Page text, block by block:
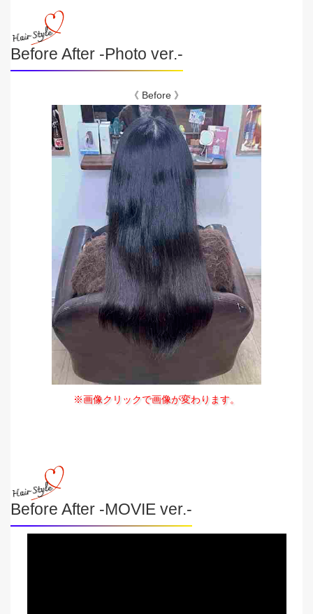
Before After -Photo ver.-
《 Before 》
※画像クリックで画像が変わります。
Before After -MOVIE ver.-